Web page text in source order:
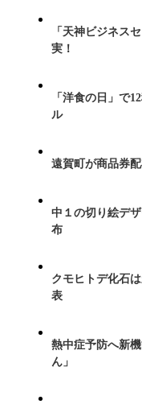
「天神ビジネス
実！
「洋食の日」で
ル
遠賀町が商品券
中１の切り絵デ
布
クモヒトデ化石
表
熱中症予防へ新
ん」